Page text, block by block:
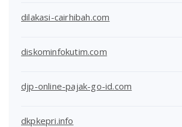
dilakasi-cairhibah.com
diskominfokutim.com
djp-online-pajak-go-id.com
dkpkepri.info